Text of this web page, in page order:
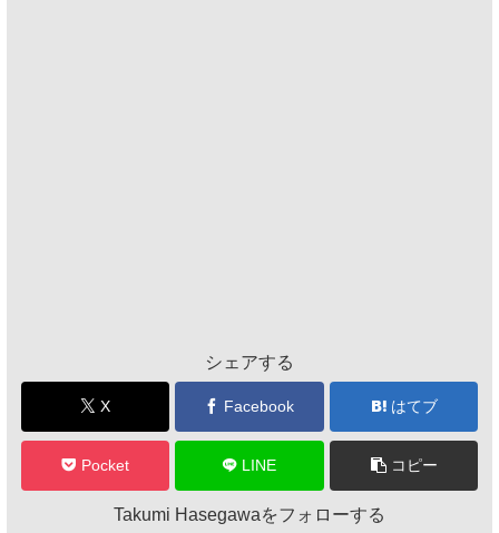
シェアする
X Facebook はてブ
Pocket LINE コピー
Takumi Hasegawaをフォローする